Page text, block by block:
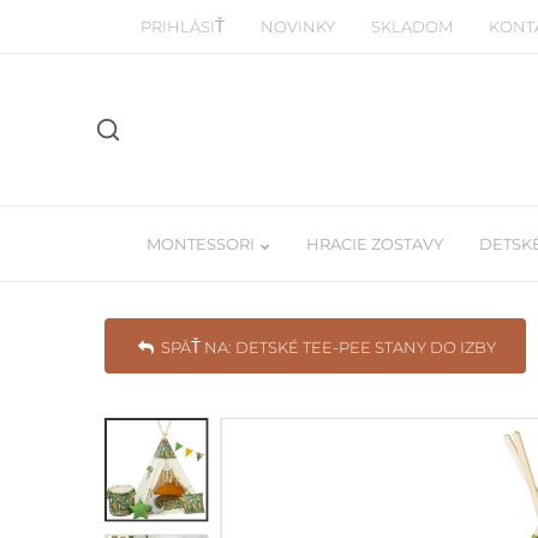
PRIHLÁSIŤ NOVINKY SKLADOM
MONTESSORI
Manipulačné montessori dosky
Drevené a balančné dosky
Učiace veže / woodtower
HRACIE ZOSTAVY
Detské Tee-
SPÄŤ NA: DETSKÉ TEE-PEE STANY DO IZBY